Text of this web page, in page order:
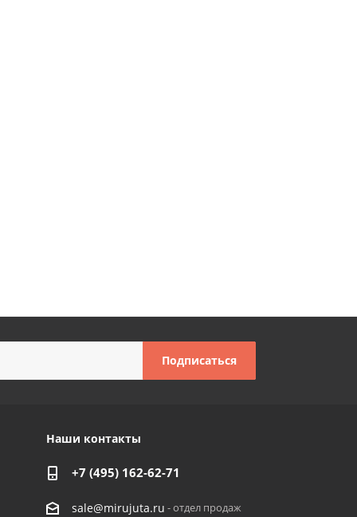
Наши контакты
+7 (495) 162-62-71
sale@mirujuta.ru - отдел продаж